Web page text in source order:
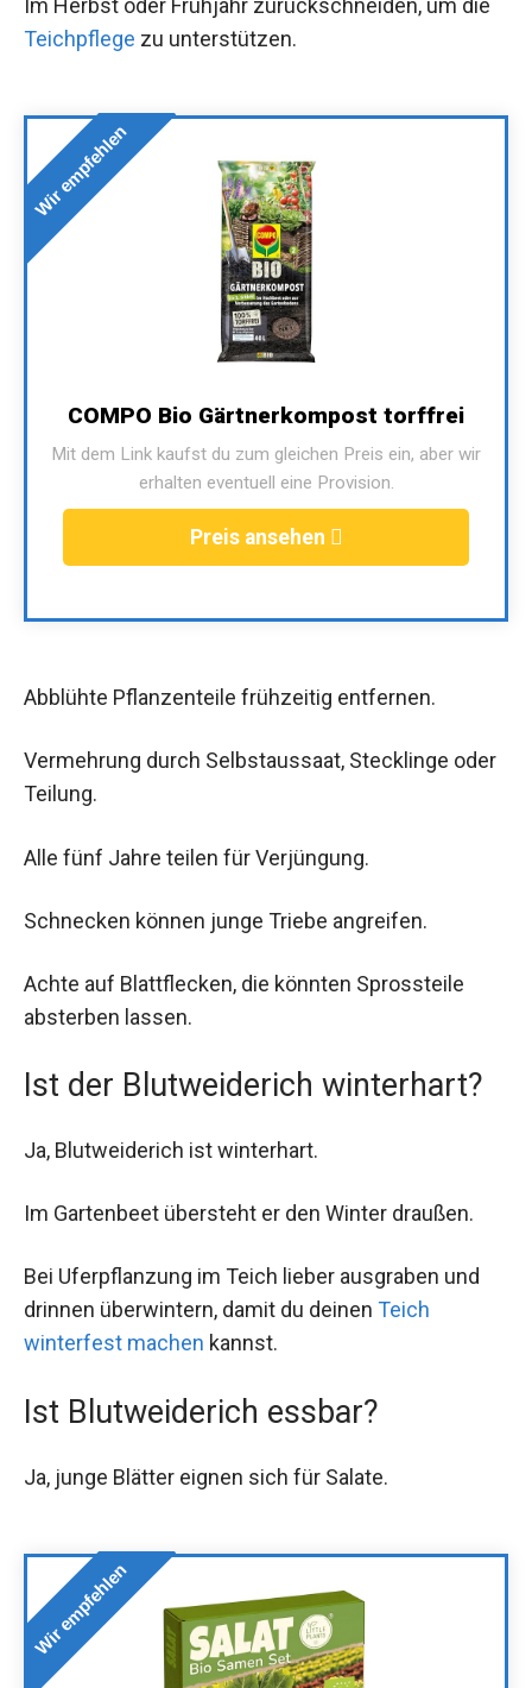
Im Herbst oder Frühjahr zurückschneiden, um die
Teichpflege zu unterstützen.
Wir empfehlen
COMPO Bio Gärtnerkompost torffrei
Mit dem Link kaufst du zum gleichen Preis ein, aber wir
erhalten eventuell eine Provision.
Preis ansehen
Abblühte Pflanzenteile frühzeitig entfernen.
Vermehrung durch Selbstaussaat, Stecklinge oder
Teilung.
Alle fünf Jahre teilen für Verjüngung.
Schnecken können junge Triebe angreifen.
Achte auf Blattflecken, die könnten Sprossteile
absterben lassen.
Ist der Blutweiderich winterhart?
Ja, Blutweiderich ist winterhart.
Im Gartenbeet übersteht er den Winter draußen.
Bei Uferpflanzung im Teich lieber ausgraben und
drinnen überwintern, damit du deinen Teich
winterfest machen kannst.
Ist Blutweiderich essbar?
Ja, junge Blätter eignen sich für Salate.
Wir empfehlen